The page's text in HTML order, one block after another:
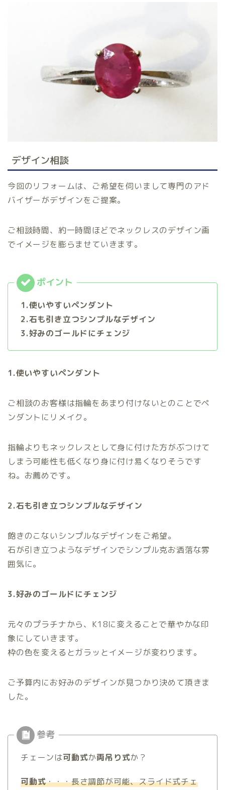
デザイン相談
今回のリフォームは、ご希望を伺いまして専門のアド
バイザーがデザインをご提案。
ご相談時間、約一時間ほどでネックレスのデザイン画
でイメージを膨らませていきます。
1.使いやすいペンダント
2.石も引き立つシンプルなデザイン
3.好みのゴールドにチェンジ
1.使いやすいペンダント
ご相談のお客様は指輪をあまり付けないとのことでペ
ンダントにリメイク。
指輪よりもネックレスとして身に付けた方がぶつけて
しまう可能性も低くなり身に付け易くなりそうです
ね。お薦めです。
2.石も引き立つシンプルなデザイン
飽きのこないシンプルなデザインをご希望。
石が引き立つようなデザインでシンプル克お洒落な雰
囲気に。
3.好みのゴールドにチェンジ
元々のプラチナから、K18に変えることで華やかな印
象にしていきます。
枠の色を変えるとガラッとイメージが変わります。
ご予算内にお好みのデザインが見つかり決めて頂きま
した。
チェーンは可動式か両吊り式か？
可動式・・・長さ調節が可能、スライド式チェ